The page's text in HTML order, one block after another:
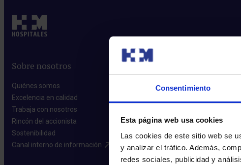
Consentimiento
Esta página web usa cookies
Las cookies de este sitio web se
y analizar el tráfico. Además,
redes sociales, publicidad y
Sobre nosotros
Quiénes somos​
Excelencia en calidad​
Trabaja con nosotros​
Rincón del accionista​
Sostenibilidad​
Canal interno de información​